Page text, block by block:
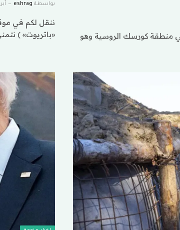
في منطقة كورسك الروسية وهو
بواسطة eshrag أبريل
ننقل لكم في
«باتريوت» )